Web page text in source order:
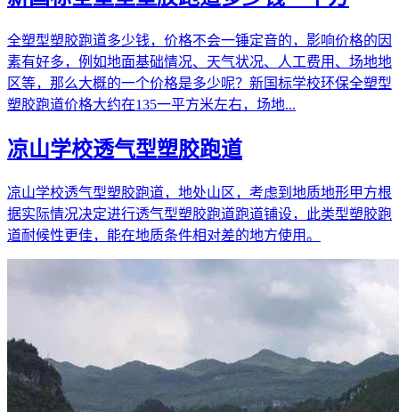
全塑型塑胶跑道多少钱，价格不会一锤定音的，影响价格的因
素有好多，例如地面基础情况、天气状况、人工费用、场地地
区等，那么大概的一个价格是多少呢？新国标学校环保全塑型
塑胶跑道价格大约在135一平方米左右，场地...
凉山学校透气型塑胶跑道
凉山学校透气型塑胶跑道，地处山区，考虑到地质地形甲方根
据实际情况决定进行透气型塑胶跑道跑道铺设，此类型塑胶跑
道耐候性更佳，能在地质条件相对差的地方使用。